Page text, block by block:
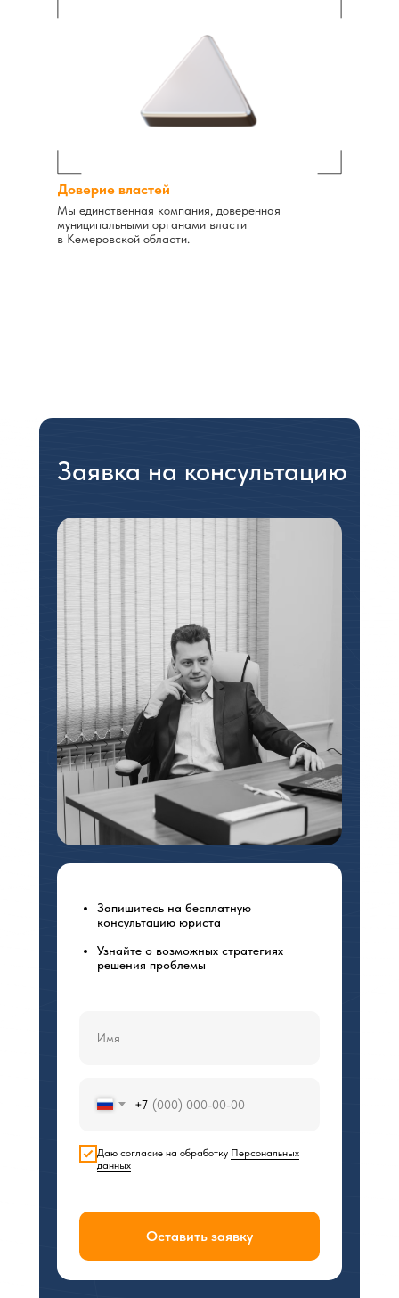
Доверие властей
Мы единственная компания, доверенная
муниципальными органами власти
в Кемеровской области.
Заявка на консультацию
+7
Даю согласие на обработку Персональных
данных
Оставить заявку
Запишитесь на бесплатную
консультацию юриста
Узнайте о возможных стратегиях
решения проблемы